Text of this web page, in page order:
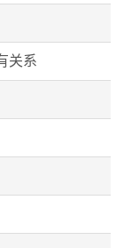
关系